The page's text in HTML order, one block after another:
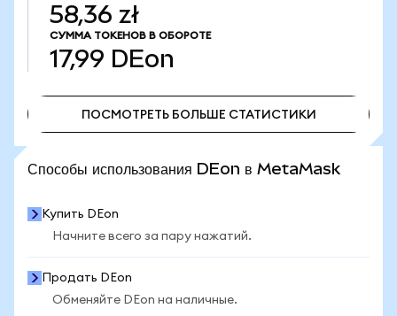
58,36 zł
СУММА ТОКЕНОВ В ОБОРОТЕ
17,99 DEon
ПОСМОТРЕТЬ БОЛЬШЕ СТАТИСТИКИ
Способы использования DEon в MetaMask
Купить DEon
Начните всего за пару нажатий.
Продать DEon
Обменяйте DEon на наличные.